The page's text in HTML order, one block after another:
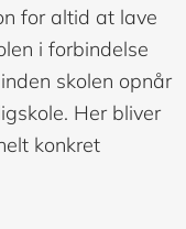
for altid at lave
i forbindelse
skolen opnår
Her bliver
konkret